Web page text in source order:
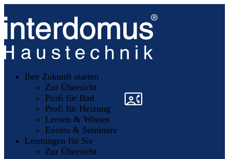
Ihre Zukunft starten
Zur Übersicht
Profi für Bad
Profi für Heizung
Lernen & Wissen
Events & Seminare
Leistungen für Sie
Zur Übersicht
»